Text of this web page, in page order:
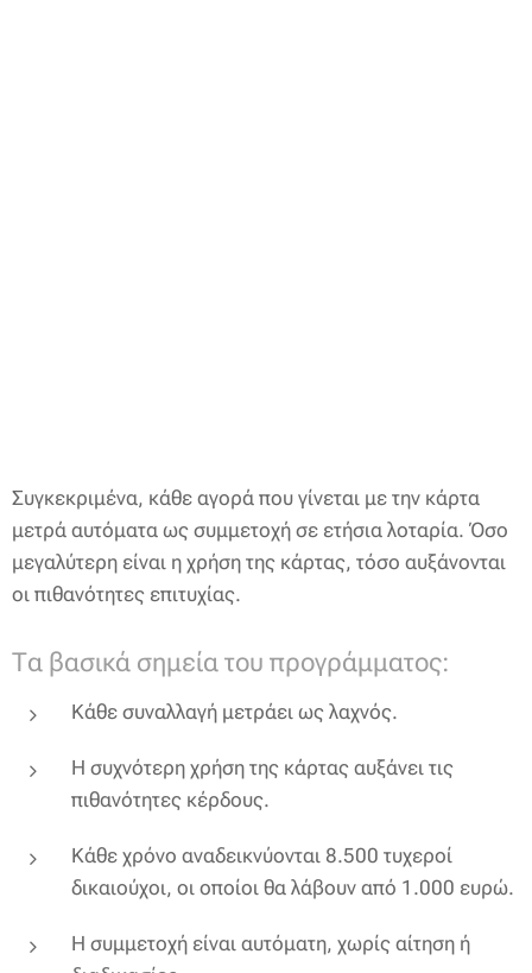
Συγκεκριμένα, κάθε αγορά που γίνεται με την κάρτα
μετρά αυτόματα ως συμμετοχή σε ετήσια λοταρία. Όσο
μεγαλύτερη είναι η χρήση της κάρτας, τόσο αυξάνονται
οι πιθανότητες επιτυχίας.
Τα βασικά σημεία του προγράμματος:
Κάθε συναλλαγή μετράει ως λαχνός.
Η συχνότερη χρήση της κάρτας αυξάνει τις
πιθανότητες κέρδους.
Κάθε χρόνο αναδεικνύονται 8.500 τυχεροί
δικαιούχοι, οι οποίοι θα λάβουν από 1.000 ευρώ.
Η συμμετοχή είναι αυτόματη, χωρίς αίτηση ή